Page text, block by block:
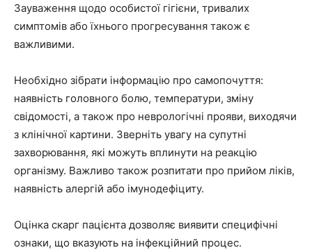
Зауваження щодо особистої гігієни, тривалих
симптомів або їхнього прогресування також є
важливими.
Необхідно зібрати інформацію про самопочуття:
наявність головного болю, температури, зміну
свідомості, а також про неврологічні прояви, виходячи
з клінічної картини. Зверніть увагу на супутні
захворювання, які можуть вплинути на реакцію
організму. Важливо також розпитати про прийом ліків,
наявність алергій або імунодефіциту.
Оцінка скарг пацієнта дозволяє виявити специфічні
ознаки, що вказують на інфекційний процес.